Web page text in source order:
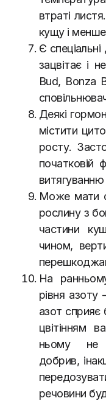
втраті
кущу і менше
Є
зацвітає і
Bud, Bonza
Деякі
містити
росту.
початковій
Може мати
рослину з
частини
чином,
На
рівня
азот сприяє
цвітінням
ньому не
добрив,
речовини